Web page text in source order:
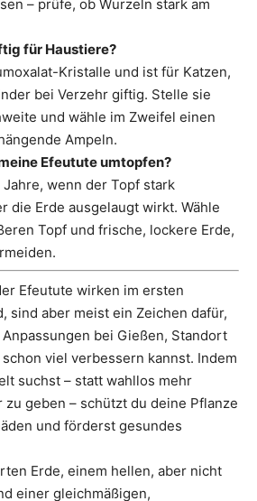
– prüfe, ob Wurzeln stark am
für Haustiere?
Kristalle und ist für Katzen,
bei Verzehr giftig. Stelle sie
und wähle im Zweifel einen
Ampeln.
Efeutute umtopfen?
Jahre, wenn der Topf stark
die Erde ausgelaugt wirkt. Wähle
Topf und frische, lockere Erde,
Efeutute wirken im ersten
sind aber meist ein Zeichen dafür,
bei Gießen, Standort
viel verbessern kannst. Indem
suchst – statt wahllos mehr
zu geben – schützt du deine Pflanze
und förderst gesundes
Erde, einem hellen, aber nicht
einer gleichmäßigen,